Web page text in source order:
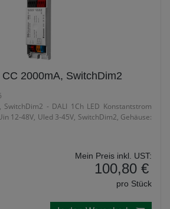
2000mA, SwitchDim2
SwitchDim2 - DALI 1Ch LED Konstantstrom
12-48V, Uled 3-45V, SwitchDim2, Gehäuse:
Mein Preis inkl. UST:
100,80 €
pro Stück